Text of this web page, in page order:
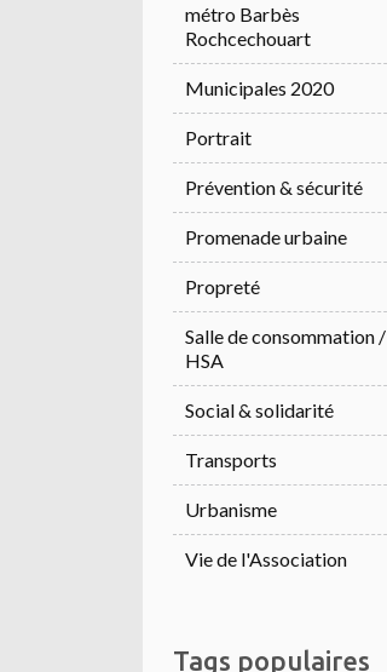
métro Barbès
Rochcechouart
Municipales 2020
Portrait
Prévention & sécurité
Promenade urbaine
Propreté
Salle de consommation /
HSA
Social & solidarité
Transports
Urbanisme
Vie de l'Association
Tags populaires